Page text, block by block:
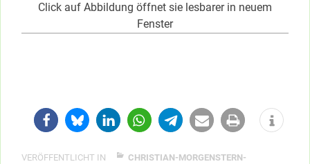
Click auf Abbildung öffnet sie lesbarer in neuem
Fenster
VERÖFFENTLICHT IN
CHRISTIAN-MORGENSTERN-